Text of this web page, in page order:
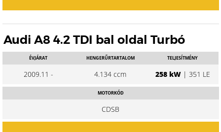
Audi A8 4.2 TDI bal oldal Turbó
ÉVJÁRAT
2009.11 -
HENGERŰRTARTALOM
4.134 ccm
TELJESÍTMÉNY
258 kW| 351 LE
MOTORKÓD
CDSB